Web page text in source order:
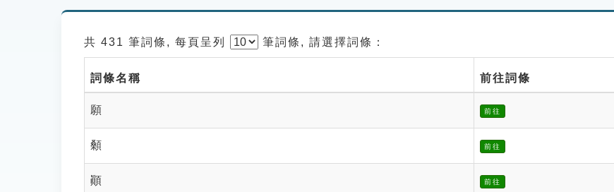
共 431 筆詞條, 每頁呈列 筆詞條, 請選擇詞條：
詞條名稱 前往詞條
願 前往
顙 前往
顚 前往